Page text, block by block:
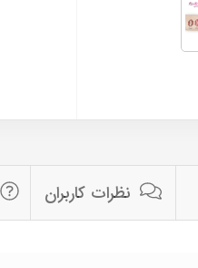
نظرات کاربران